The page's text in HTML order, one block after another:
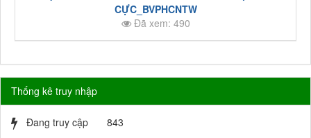
CỰC_BVPHCNTW
Đã xem: 490
Thống kê truy nhập
Đang truy cập
843